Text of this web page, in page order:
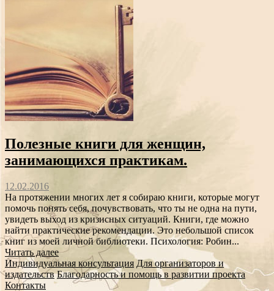
Полезные книги для женщин,
занимающихся практикам.
12.02.2016
На протяжении многих лет я собираю книги, которые могут
помочь понять себя, почувствовать, что ты не одна на пути,
увидеть выход из кризисных ситуаций. Книги, где можно
найти практические рекомендации. Это небольшой список
книг из моей личной библиотеки. Психология: Робин...
Читать далее
Индивидуальная консультация Для организаторов и
издательств Благодарность и помощь в развитии проекта
Контакты